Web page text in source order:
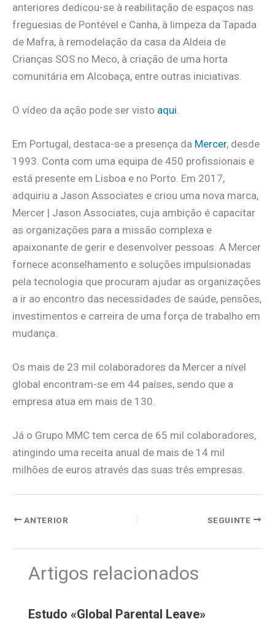
anteriores dedicou-se à reabilitação de espaços nas
freguesias de Pontével e Canha, à limpeza da Tapada
de Mafra, à remodelação da casa da Aldeia de
Crianças SOS no Meco, à criação de uma horta
comunitária em Alcobaça, entre outras iniciativas.
O vídeo da ação pode ser visto aqui
Em Portugal, destaca-se a presença da Mercer, desde
1993. Conta com uma equipa de 450 profissionais e
está presente em Lisboa e no Porto. Em 2017,
adquiriu a Jason Associates e criou uma nova marca,
Mercer | Jason Associates, cuja ambição é capacitar
as organizações para a missão complexa e
apaixonante de gerir e desenvolver pessoas. A Mercer
fornece aconselhamento e soluções impulsionadas
pela tecnologia que procuram ajudar as organizações
a ir ao encontro das necessidades de saúde, pensões,
investimentos e carreira de uma força de trabalho em
mudança.
Os mais de 23 mil colaboradores da Mercer a nível
global encontram-se em 44 países, sendo que a
empresa atua em mais de 130.
Já o Grupo MMC tem cerca de 65 mil colaboradores,
atingindo uma receita anual de mais de 14 mil
milhões de euros através das suas três empresas.
ANTERIOR SEGUINTE
Artigos relacionados
Estudo «Global Parental Leave»